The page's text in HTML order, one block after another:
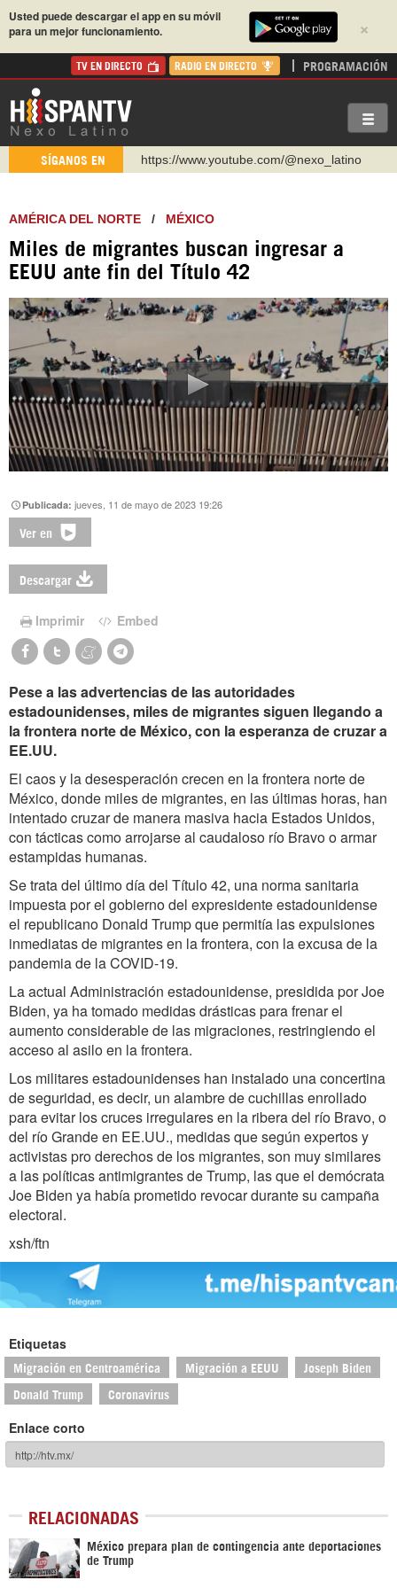
×
Usted puede descargar el app en su móvil
para un mejor funcionamiento.
TV EN DIRECTO RADIO EN DIRECTO PROGRAMACIÓN
SÍGANOS EN
https://www.youtube.com/@nexo_latino
https://t.me/hispantvcanal
https://urmedium.com/c/hispantv
WhatsApp y Viber: +98 921 79 29 404
https://www.facebook.com/Nexolatino.Canal
AMÉRICA DEL NORTE / MÉXICO
Miles de migrantes buscan ingresar a
EEUU ante fin del Título 42
Publicada:jueves, 11 de mayo de 2023 19:26
Ver en
Descargar
Imprimir Embed
Pese a las advertencias de las autoridades
estadounidenses, miles de migrantes siguen llegando a
la frontera norte de México, con la esperanza de cruzar a
EE.UU.
El caos y la desesperación crecen en la frontera norte de
México, donde miles de migrantes, en las últimas horas, han
intentado cruzar de manera masiva hacia Estados Unidos,
con tácticas como arrojarse al caudaloso río Bravo o armar
estampidas humanas.
Se trata del último día del Título 42, una norma sanitaria
impuesta por el gobierno del expresidente estadounidense
el republicano Donald Trump que permitía las expulsiones
inmediatas de migrantes en la frontera, con la excusa de la
pandemia de la COVID-19.
La actual Administración estadounidense, presidida por Joe
Biden, ya ha tomado medidas drásticas para frenar el
aumento considerable de las migraciones, restringiendo el
acceso al asilo en la frontera.
Los militares estadounidenses han instalado una concertina
de seguridad, es decir, un alambre de cuchillas enrollado
para evitar los cruces irregulares en la ribera del río Bravo, o
del río Grande en EE.UU., medidas que según expertos y
activistas pro derechos de los migrantes, son muy similares
a las políticas antimigrantes de Trump, las que el demócrata
Joe Biden ya había prometido revocar durante su campaña
electoral.
xsh/ftn
Etiquetas
Migración en Centroamérica Migración a EEUU Joseph Biden
Donald Trump Coronavirus
Enlace corto
RELACIONADAS
México prepara plan de contingencia ante deportaciones
de Trump